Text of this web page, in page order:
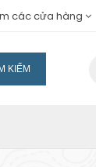
các cửa hàng
KIẾM